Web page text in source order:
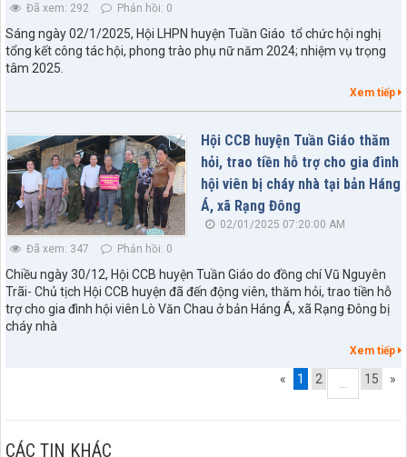
Đã xem: 292
Phản hồi: 0
Sáng ngày 02/1/2025, Hội LHPN huyện Tuần Giáo tổ chức hội nghị
tổng kết công tác hội, phong trào phụ nữ năm 2024; nhiệm vụ trọng
tâm 2025.
Xem tiếp
Hội CCB huyện Tuần Giáo thăm
hỏi, trao tiền hỗ trợ cho gia đình
hội viên bị cháy nhà tại bản Háng
Á, xã Rạng Đông
02/01/2025 07:20:00 AM
Đã xem: 347
Phản hồi: 0
Chiều ngày 30/12, Hội CCB huyện Tuần Giáo do đồng chí Vũ Nguyên
Trãi- Chủ tịch Hội CCB huyện đã đến động viên, thăm hỏi, trao tiền hỗ
trợ cho gia đình hội viên Lò Văn Chau ở bản Háng Á, xã Rạng Đông bị
cháy nhà
Xem tiếp
« 1 2 15 »
CÁC TIN KHÁC